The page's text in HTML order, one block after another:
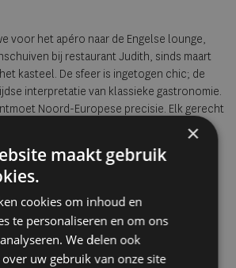
voor het apéro naar de Engelse lounge,
bij restaurant Judith, sinds maart
kasteel. De sfeer is ingetogen chic; de
interpretatie van klassieke gastronomie.
Noord-­Europese precisie. Elk gerecht
van smaak, seizoen, techniek en zelfs
maar nuance. De bediening is attent, de
Na het diner dwalen we door het
een ander verhaal, van de glanzende
Lounge en de Sociëteitszaal met
eigen terras. En dan is er nog Atelier
tussen het groen. Een magische
vieren of herinneren in volstrekte
×
maakt gebruik
cookies om inhoud en
te personaliseren en om ons
We delen ook
uw gebruik van onze site